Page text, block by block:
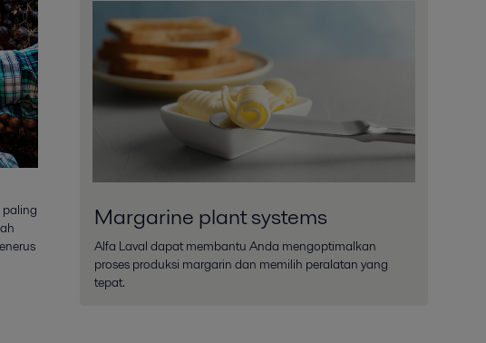
paling
Margarine plant systems
Alfa Laval dapat membantu Anda mengoptimalkan
proses produksi margarin dan memilih peralatan yang
tepat.